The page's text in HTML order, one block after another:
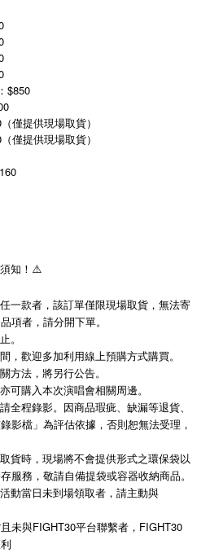
$850
僅提供現場取貨）
僅提供現場取貨）
知！⚠️
一款者，該訂單僅限現場取貨，無法寄
項者，請分開下單。
。
，歡迎多加利用線上預購方式購買。
方法，將另行公告。
可購入本次演唱會相關周邊。
全程錄影。因商品瑕疵、缺漏等退貨、
影檔」為評估依據，否則恕無法受理，
貨時，現場將不會提供形式之環保袋以
服務，敬請自備提袋或容器收納商品。
動當日未到場領取者，請主動與
未與FIGHT30平台聯繫者，FIGHT30